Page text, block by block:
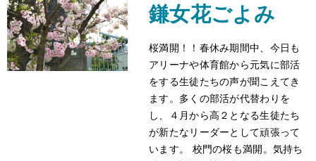
鎌女花ごよみ
桜満開！！春休み期間中、今日も
アリーナや体育館から元気に部活
をする生徒たちの声が聞こえてき
ます。多くの部活が代替わりを
し、４月から高２となる生徒たち
が新たなリーダーとして頑張って
います。 校門の桜も満開。気持ち